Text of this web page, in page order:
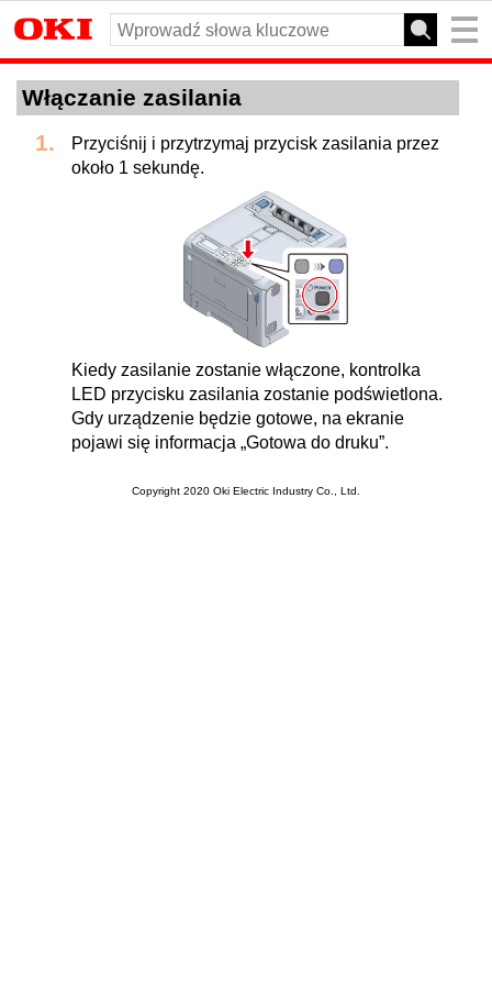
Włączanie zasilania
Przyciśnij i przytrzymaj przycisk zasilania przez
około 1 sekundę.
Kiedy zasilanie zostanie włączone, kontrolka
LED przycisku zasilania zostanie podświetlona.
Gdy urządzenie będzie gotowe, na ekranie
pojawi się informacja „Gotowa do druku”.
Copyright 2020 Oki Electric Industry Co., Ltd.